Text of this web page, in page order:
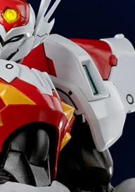
係目的，商店將以您的個人
大進項蒐集、處理及利用，
認、核對及更正。
oppay.tw/userRule